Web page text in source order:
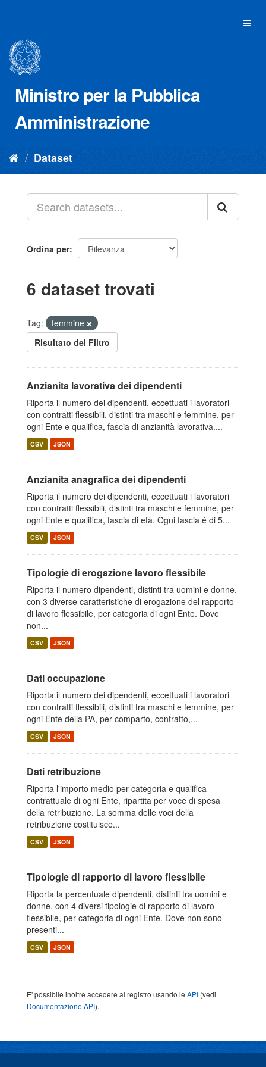
Ministro per la Pubblica
Amministrazione
Dataset
Ordina per
6 dataset trovati
Tag:
femmine
Risultato del Filtro
Anzianita lavorativa dei dipendenti
Riporta il numero dei dipendenti, eccettuati i lavoratori
con contratti flessibili, distinti tra maschi e femmine, per
ogni Ente e qualifica, fascia di anzianità lavorativa....
CSV JSON
Anzianita anagrafica dei dipendenti
Riporta il numero dei dipendenti, eccettuati i lavoratori
con contratti flessibili, distinti tra maschi e femmine, per
ogni Ente e qualifica, fascia di età. Ogni fascia é di 5...
CSV JSON
Tipologie di erogazione lavoro flessibile
Riporta il numero dipendenti, distinti tra uomini e donne,
con 3 diverse caratteristiche di erogazione del rapporto
di lavoro flessibile, per categoria di ogni Ente. Dove
non...
CSV JSON
Dati occupazione
Riporta il numero dei dipendenti, eccettuati i lavoratori
con contratti flessibili, distinti tra maschi e femmine, per
ogni Ente della PA, per comparto, contratto,...
CSV JSON
Dati retribuzione
Riporta l'importo medio per categoria e qualifica
contrattuale di ogni Ente, ripartita per voce di spesa
della retribuzione. La somma delle voci della
retribuzione costituisce...
CSV JSON
Tipologie di rapporto di lavoro flessibile
Riporta la percentuale dipendenti, distinti tra uomini e
donne, con 4 diversi tipologie di rapporto di lavoro
flessibile, per categoria di ogni Ente. Dove non sono
presenti...
CSV JSON
E' possibile inoltre accedere al registro usando le API (vedi
Documentazione API).